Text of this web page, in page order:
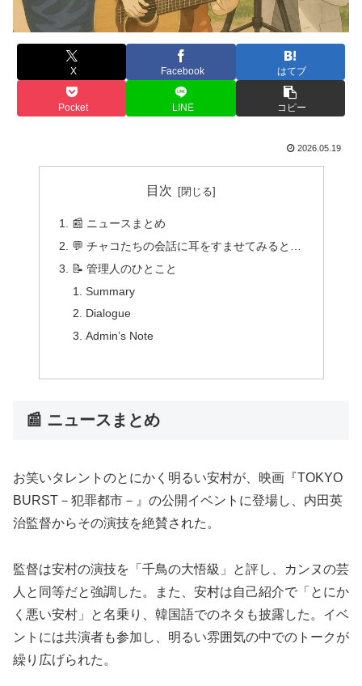
X Facebook はてブ
Pocket LINE コピー
2026.05.19
目次
📰 ニュースまとめ
💬 チャコたちの会話に耳をすませてみると…
📝 管理人のひとこと
Summary
Dialogue
Admin’s Note
📰 ニュースまとめ
お笑いタレントのとにかく明るい安村が、映画『TOKYO
BURST－犯罪都市－』の公開イベントに登場し、内田英
治監督からその演技を絶賛された。
監督は安村の演技を「千鳥の大悟級」と評し、カンヌの芸
人と同等だと強調した。また、安村は自己紹介で「とにか
く悪い安村」と名乗り、韓国語でのネタも披露した。イベ
ントには共演者も参加し、明るい雰囲気の中でのトークが
繰り広げられた。